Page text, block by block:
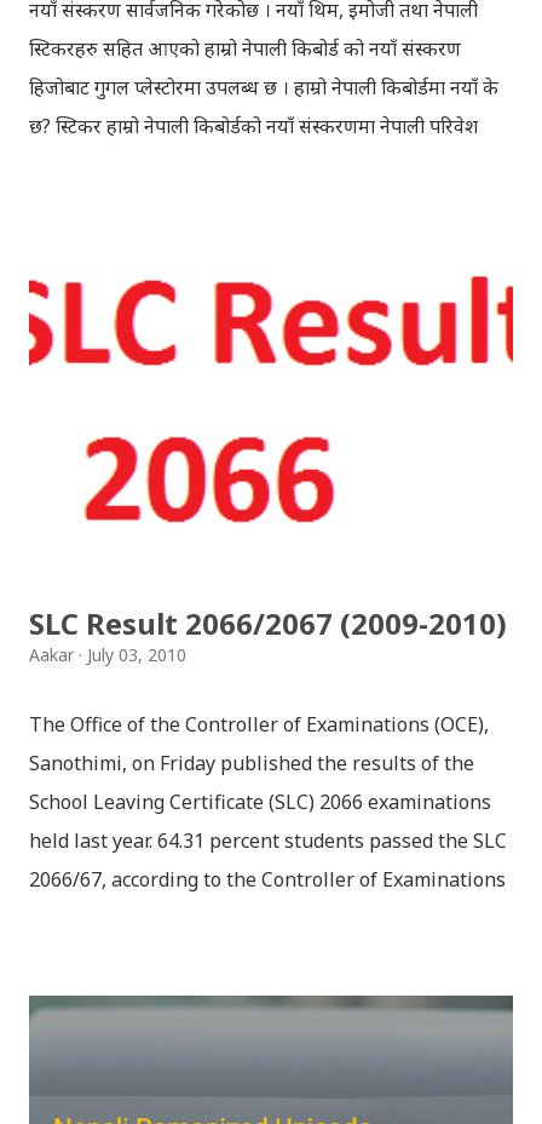
नयाँ संस्करण सार्वजनिक गरेकोछ । नयाँ थिम, इमोजी तथा नेपाली
स्टिकरहरु सहित आएको हाम्रो नेपाली किबोर्ड को नयाँ संस्करण
हिजोबाट गुगल प्लेस्टोरमा उपलब्ध छ । हाम्रो नेपाली किबोर्डमा नयाँ के
छ? स्टिकर हाम्रो नेपाली किबोर्डको नयाँ संस्करणमा नेपाली परिवेश
स्टिकरहरुले प्रयोगकर्तालाई नयाँ अनुभव दिनेछ । नेपाली पारा, हाम्रो
साथी, नयाँ वर्ष, संगी, हाम्रो कान्छा, हाम्रो कान्छी, नक्कली, र बौचा व
मैचासमेत गरी आठ किसिमका स्टिकरहरु समावेश गरिएकोछ । हाम्रो
सकिन्छ । थिम हाम्रो नेपाली किबोर्डको यस संस्करणमा नयाँ किबोर्ड
थिम पनि थपिएको छ । हाम्रो नेपाली किबोर्डको सेटिङमा गएर आफूलाई
मन पर्ने थिम छान्न सकिन्छ । डार्क तथा लाइट गरेर हाललाई दुई
SLC Result 2066/2067 (2009-2010)
Aakar July 03, 2010
The Office of the Controller of Examinations (OCE),
Sanothimi, on Friday published the results of the
School Leaving Certificate (SLC) 2066 examinations
held last year. 64.31 percent students passed the SLC
2066/67, according to the Controller of Examinations
Download the file and search your ‘symbol number’.
can follow THT (symbol no. and birth date required).